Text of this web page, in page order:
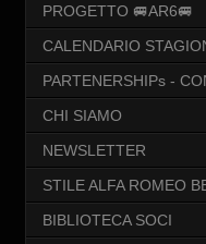
PROGETTO 🚐AR6🚐
CALENDARIO
PARTENERSHIPs -
CHI SIAMO
NEWSLETTER
STILE ALFA ROMEO
BIBLIOTECA SOCI